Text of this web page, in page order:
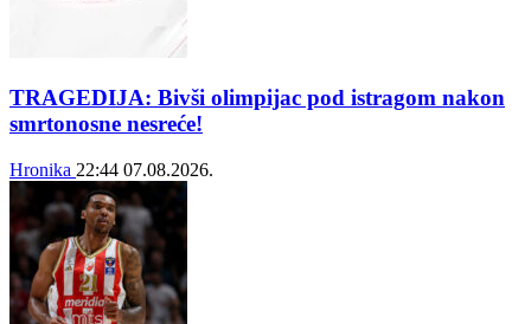
TRAGEDIJA: Bivši olimpijac pod istragom nakon
smrtonosne nesreće!
Hronika 22:44 07.08.2026.